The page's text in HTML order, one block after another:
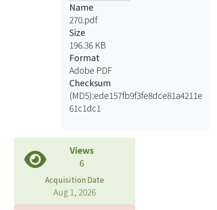
Name
270.pdf
Size
196.36 KB
Format
Adobe PDF
Checksum
(MD5):ede157fb9f3fe8dce81a4211e
61c1dc1
Views
6
Acquisition Date
Aug 1, 2026